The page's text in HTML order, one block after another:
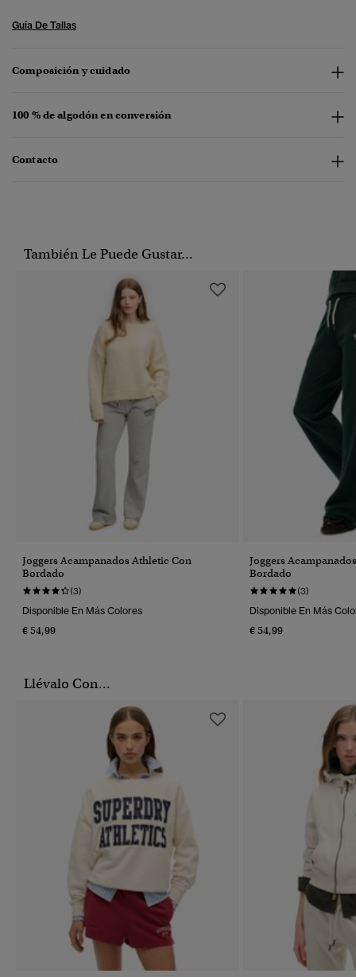
Guía De Tallas
Composición y cuidado
100 % de algodón en conversión
Contacto
También Le Puede Gustar...
Joggers Acampanados Athletic Con
Bordado
(3)
Disponible En Más Colores
€ 54,99
Joggers
Bordado
(3)
Disponible En Más
€ 54,99
Llévalo Con...